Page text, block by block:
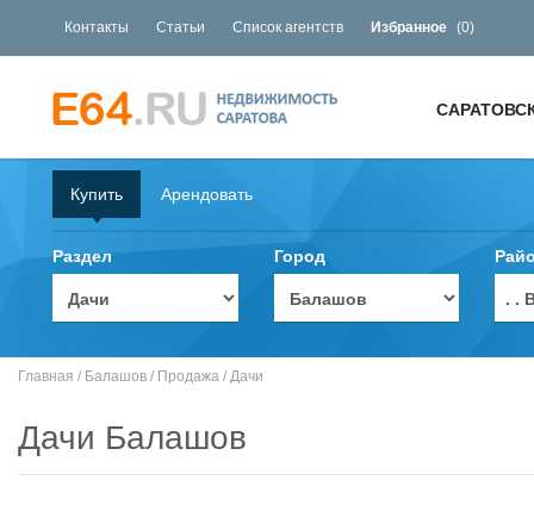
Контакты Статьи Список агентств Избранное (0)
Купить Арендовать
Раздел Город
. .
Главная / Балашов / Продажа / Дачи
Дачи Балашов